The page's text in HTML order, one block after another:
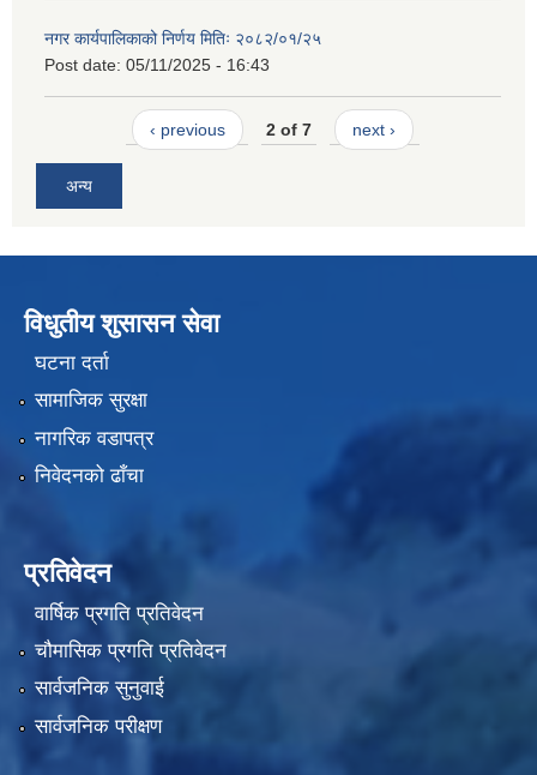
नगर कार्यपालिकाको निर्णय मितिः २०८२/०१/२५
Post date: 05/11/2025 - 16:43
‹ previous 2 of 7 next ›
अन्य
विधुतीय शुसासन सेवा
घटना दर्ता
सामाजिक सुरक्षा
नागरिक वडापत्र
निवेदनको ढाँचा
प्रतिवेदन
वार्षिक प्रगति प्रतिवेदन
चौमासिक प्रगति प्रतिवेदन
सार्वजनिक सुनुवाई
सार्वजनिक परीक्षण